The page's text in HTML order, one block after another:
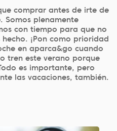
comprar antes de irte de
Somos plenamente
con tiempo para que no
¡Pon como prioridad
en aparca&go cuando
tren este verano porque
es importante, pero
las vacaciones, también.